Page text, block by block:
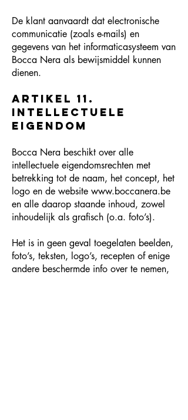
De klant aanvaardt dat electronische
communicatie (zoals e-mails) en
gegevens van het informaticasysteem van
Bocca Nera als bewijsmiddel kunnen
dienen.
Artikel 11.
Intellectuele
eigendom
Bocca Nera beschikt over alle
intellectuele eigendomsrechten met
betrekking tot de naam, het concept, het
logo en de website www.boccanera.be
en alle daarop staande inhoud, zowel
inhoudelijk als grafisch (o.a. foto’s).
Het is in geen geval toegelaten beelden,
foto’s, teksten, logo’s, recepten of enige
andere beschermde info over te nemen,